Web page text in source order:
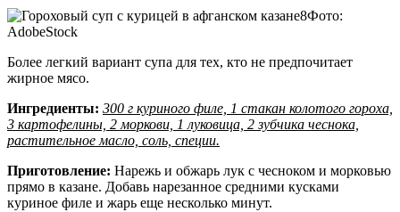
Фото:
AdobeStock
Более легкий вариант супа для тех, кто не предпочитает
жирное мясо.
Ингредиенты: 300 г куриного филе, 1 стакан колотого гороха,
3 картофелины, 2 моркови, 1 луковица, 2 зубчика чеснока,
растительное масло, соль, специи.
Приготовление: Нарежь и обжарь лук с чесноком и морковью
прямо в казане. Добавь нарезанное средними кусками
куриное филе и жарь еще несколько минут.